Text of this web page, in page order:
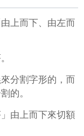
由上而下、由左而
分割字形的，而
的。
」由上而下來切額